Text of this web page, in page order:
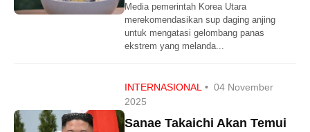
Media pemerintah Korea Utara
merekomendasikan sup daging anjing
untuk mengatasi gelombang panas
ekstrem yang melanda...
INTERNASIONAL • 04 November
2025
Sanae Takaichi Akan Temui